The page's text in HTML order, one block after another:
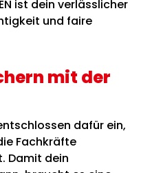
ist dein verlässlicher
und faire
mit der
dafür ein,
Fachkräfte
Damit dein